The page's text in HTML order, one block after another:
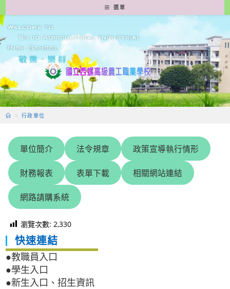
轉
至
要
容
選單
> 行政單位
單位簡介 法令規章 政策宣導執行情形
財務報表 表單下載 相關網站連結
網路請購系統
瀏覽次數: 2,330
快速連結
●教職員入口
●學生入口
●新生入口、招生資訊